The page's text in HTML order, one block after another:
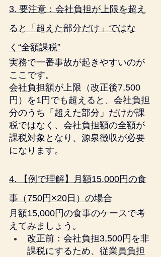
3. 要注意：会社負担が上限を超え
ると「超えた部分だけ」ではな
く“全額課税”
実務で一番事故が起きやすいのが
ここです。
会社負担額が上限（改正後7,500
円）を1円でも超えると、会社負担
分のうち「超えた部分」だけが課
税ではなく、会社負担額の全額が
課税対象となり、源泉徴収が必要
になります。
4. 【例で理解】月額15,000円の食
事（750円×20日）の場合
月額15,000円の食事のケースで考
えてみましょう。
改正前：会社負担3,500円を非
課税にするため、従業員負担